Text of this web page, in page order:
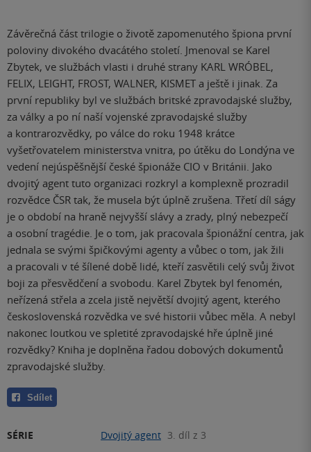
Závěrečná část trilogie o životě zapomenutého špiona první
poloviny divokého dvacátého století. Jmenoval se Karel
Zbytek, ve službách vlasti i druhé strany KARL WRÓBEL,
FELIX, LEIGHT, FROST, WALNER, KISMET a ještě i jinak. Za
první republiky byl ve službách britské zpravodajské služby,
za války a po ní naší vojenské zpravodajské služby
a kontrarozvědky, po válce do roku 1948 krátce
vyšetřovatelem ministerstva vnitra, po útěku do Londýna ve
vedení nejúspěšnější české špionáže CIO v Británii. Jako
dvojitý agent tuto organizaci rozkryl a komplexně prozradil
rozvědce ČSR tak, že musela být úplně zrušena. Třetí díl ságy
je o období na hraně nejvyšší slávy a zrady, plný nebezpečí
a osobní tragédie. Je o tom, jak pracovala špionážní centra, jak
jednala se svými špičkovými agenty a vůbec o tom, jak žili
a pracovali v té šílené době lidé, kteří zasvětili celý svůj život
boji za přesvědčení a svobodu. Karel Zbytek byl fenomén,
neřízená střela a zcela jistě největší dvojitý agent, kterého
československá rozvědka ve své historii vůbec měla. A nebyl
nakonec loutkou ve spletité zpravodajské hře úplně jiné
rozvědky? Kniha je doplněna řadou dobových dokumentů
zpravodajské služby.
Sdílet
SÉRIE Dvojitý agent 3. díl z 3